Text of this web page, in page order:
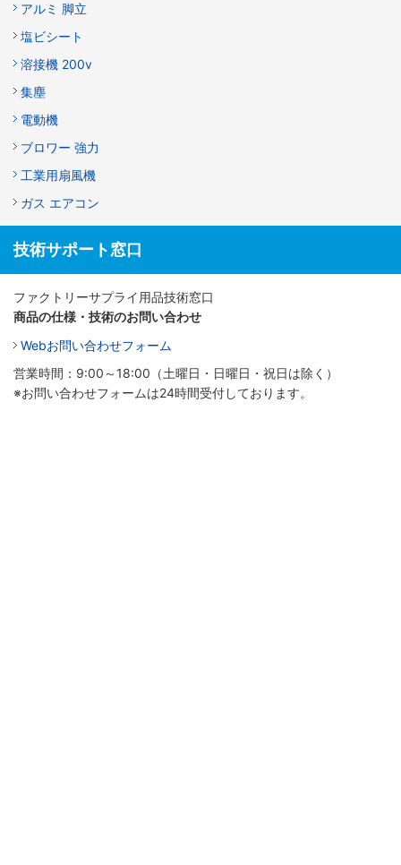
アルミ 脚立
塩ビシート
溶接機 200v
集塵
電動機
ブロワー 強力
工業用扇風機
ガス エアコン
技術サポート窓口
ファクトリーサプライ用品技術窓口
商品の仕様・技術のお問い合わせ
Webお問い合わせフォーム
営業時間：9:00～18:00（土曜日・日曜日・祝日は除く）
※お問い合わせフォームは24時間受付しております。